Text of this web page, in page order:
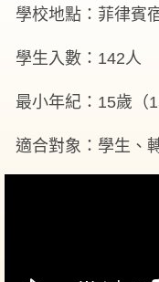
學校地點：菲律賓
學生入數：142人
最小年紀：15歲（
適合對象：學生、